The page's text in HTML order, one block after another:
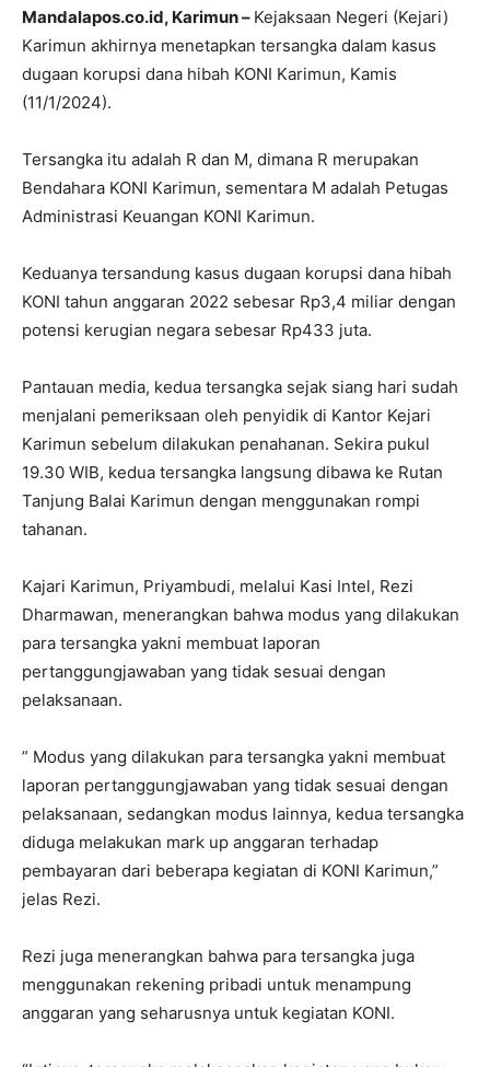
Mandalapos.co.id, Karimun – Kejaksaan Negeri (Kejari)
Karimun akhirnya menetapkan tersangka dalam kasus
dugaan korupsi dana hibah KONI Karimun, Kamis
(11/1/2024).
Tersangka itu adalah R dan M, dimana R merupakan
Bendahara KONI Karimun, sementara M adalah Petugas
Administrasi Keuangan KONI Karimun.
Keduanya tersandung kasus dugaan korupsi dana hibah
KONI tahun anggaran 2022 sebesar Rp3,4 miliar dengan
potensi kerugian negara sebesar Rp433 juta.
Pantauan media, kedua tersangka sejak siang hari sudah
menjalani pemeriksaan oleh penyidik di Kantor Kejari
Karimun sebelum dilakukan penahanan. Sekira pukul
19.30 WIB, kedua tersangka langsung dibawa ke Rutan
Tanjung Balai Karimun dengan menggunakan rompi
tahanan.
Kajari Karimun, Priyambudi, melalui Kasi Intel, Rezi
Dharmawan, menerangkan bahwa modus yang dilakukan
para tersangka yakni membuat laporan
pertanggungjawaban yang tidak sesuai dengan
pelaksanaan.
” Modus yang dilakukan para tersangka yakni membuat
laporan pertanggungjawaban yang tidak sesuai dengan
pelaksanaan, sedangkan modus lainnya, kedua tersangka
diduga melakukan mark up anggaran terhadap
pembayaran dari beberapa kegiatan di KONI Karimun,”
jelas Rezi.
Rezi juga menerangkan bahwa para tersangka juga
menggunakan rekening pribadi untuk menampung
anggaran yang seharusnya untuk kegiatan KONI.